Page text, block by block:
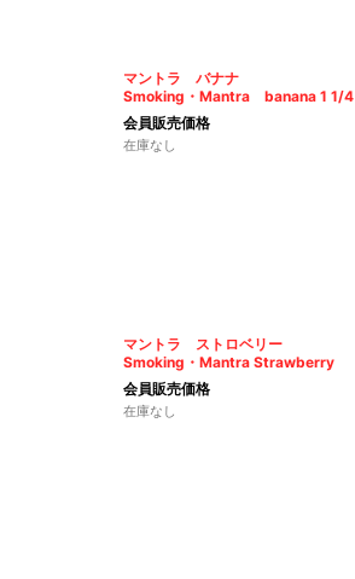
マントラ バナナ
Smoking・Mantra banana 1 1/4
会員販売価格
在庫なし
マントラ ストロベリー
Smoking・Mantra Strawberry
会員販売価格
在庫なし